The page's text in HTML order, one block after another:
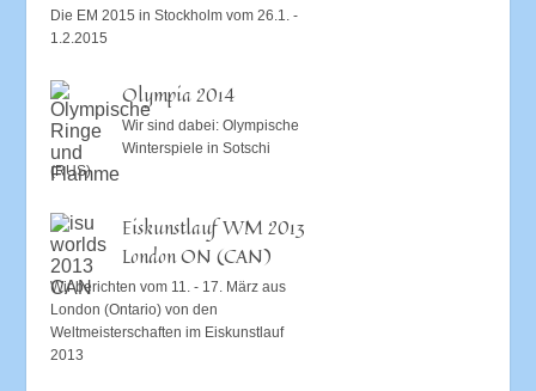
Die EM 2015 in Stockholm vom 26.1. -
1.2.2015
Olympia 2014
Wir sind dabei: Olympische
Winterspiele in Sotschi
(RUS)
Eiskunstlauf WM 2013
London ON (CAN)
Wir berichten vom 11. - 17. März aus
London (Ontario) von den
Weltmeisterschaften im Eiskunstlauf
2013